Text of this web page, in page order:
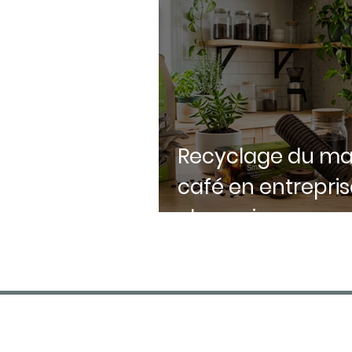
Recyclage du
café en
champignons,